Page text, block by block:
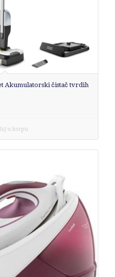
Akumulatorski čistač tvrdih
u korpu